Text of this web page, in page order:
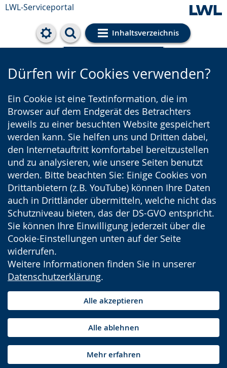
LWL-Serviceportal
Inhaltsverzeichnis
Cookie-Einstellungen
Dürfen wir Cookies verwenden?
Ein Cookie ist eine Textinformation, die im
Browser auf dem Endgerät des Betrachters
jeweils zu einer besuchten Website gespeichert
werden kann. Sie helfen uns und Dritten dabei,
den Internetauftritt komfortabel bereitzustellen
und zu analysieren, wie unsere Seiten benutzt
werden. Bitte beachten Sie: Einige Cookies von
Drittanbietern (z.B. YouTube) können Ihre Daten
auch in Drittländer übermitteln, welche nicht das
Schutzniveau bieten, das der DS-GVO entspricht.
Sie können Ihre Einwilligung jederzeit über die
Cookie-Einstellungen unten auf der Seite
widerrufen.
Weitere Informationen finden Sie in unserer
Datenschutzerklärung.
Alle akzeptieren
Alle ablehnen
Mehr erfahren